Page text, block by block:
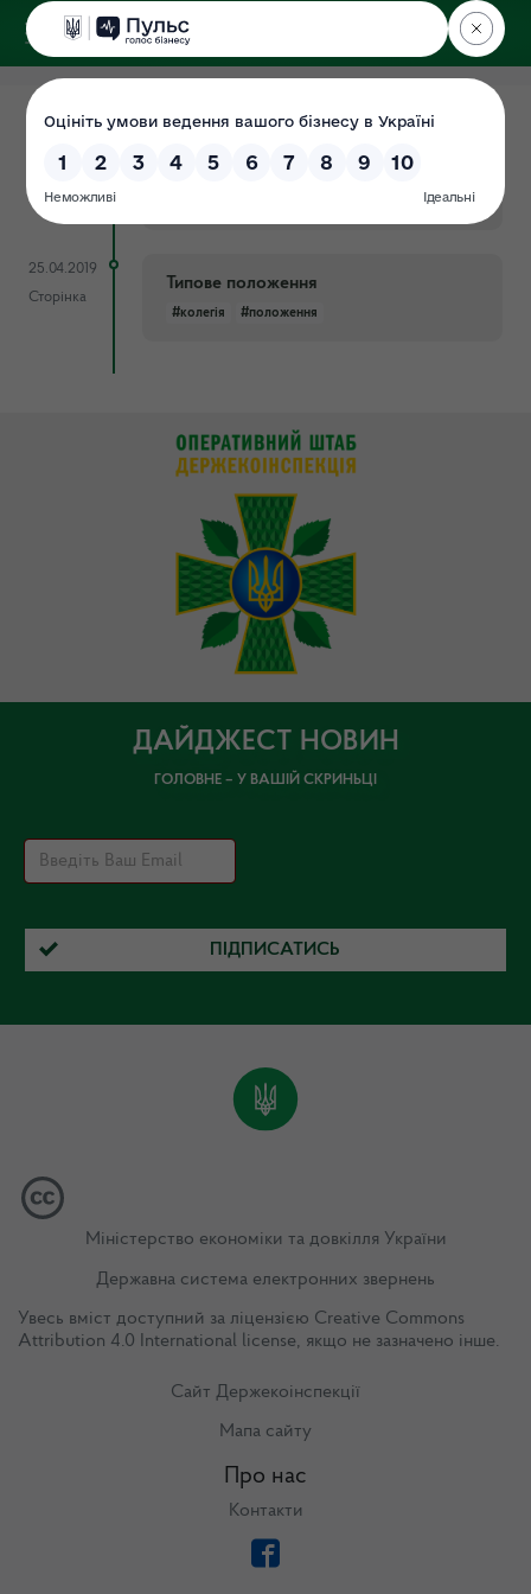
ДЕРЖЕКОІНСПЕКЦІЯ
у Харківській області
29.04.2020
Документ
2020 року
25.04.2019
Сторінка
Типове положення
#колегія #положення
ДАЙДЖЕСТ НОВИН
ГОЛОВНЕ – У ВАШІЙ СКРИНЬЦІ
ПІДПИСАТИСЬ
Міністерство економіки та довкілля України
Державна система електронних звернень
Увесь вміст доступний за ліцензією Creative Commons
Attribution 4.0 International license, якщо не зазначено інше.
Сайт Держекоінспекції
Мапа сайту
Про нас
Контакти